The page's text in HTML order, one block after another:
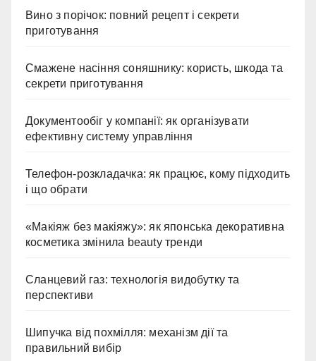
Вино з порічок: повний рецепт і секрети
приготування
Смажене насіння соняшнику: користь, шкода та
секрети приготування
Документообіг у компанії: як організувати
ефективну систему управління
Телефон-розкладачка: як працює, кому підходить
і що обрати
«Макіяж без макіяжу»: як японська декоративна
косметика змінила beauty тренди
Сланцевий газ: технологія видобутку та
перспективи
Шипучка від похмілля: механізм дії та
правильний вибір